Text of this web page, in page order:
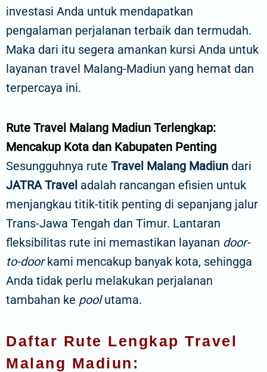
investasi Anda untuk mendapatkan
pengalaman perjalanan terbaik dan termudah.
Maka dari itu segera amankan kursi Anda untuk
layanan travel Malang-Madiun yang hemat dan
terpercaya ini.
Rute Travel Malang Madiun Terlengkap:
Mencakup Kota dan Kabupaten Penting
Sesungguhnya rute Travel Malang Madiun dari
JATRA Travel adalah rancangan efisien untuk
menjangkau titik-titik penting di sepanjang jalur
Trans-Jawa Tengah dan Timur. Lantaran
fleksibilitas rute ini memastikan layanan door-
to-doorkami mencakup banyak kota, sehingga
Anda tidak perlu melakukan perjalanan
tambahan ke poolutama.
Daftar Rute Lengkap Travel
Malang Madiun: